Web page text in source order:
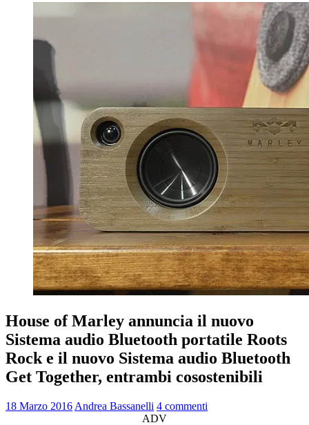
House of Marley annuncia il nuovo
Sistema audio Bluetooth portatile Roots
Rock e il nuovo Sistema audio Bluetooth
Get Together, entrambi cosostenibili
18 Marzo 2016 Andrea Bassanelli 4 commenti
ADV